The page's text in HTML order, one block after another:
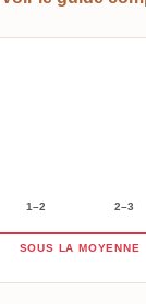
1–2 2–3
SOUS LA MOYENNE